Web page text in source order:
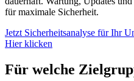
für maximale Sicherheit.
Jetzt Sicherheitsanalyse für Ihr
Hier klicken
Für welche